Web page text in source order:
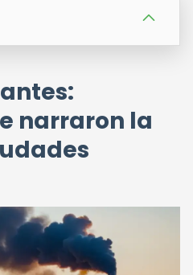
narraron la